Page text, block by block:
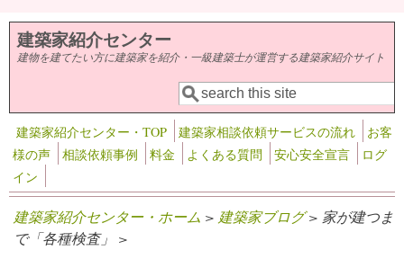
メインコンテンツに移動
建築家紹介センター
建物を建てたい方に建築家を紹介・一級建築士が運営する建築家紹介サイト
検索フォーム
検索
建築家紹介センター・TOP 建築家相談依頼サービスの流れ
お客
様の声
相談依頼事例 料金 よくある質問 安心安全宣言
ログ
イン
建築家紹介センター・ホーム > 建築家ブログ> 家が建つま
で「各種検査」 >